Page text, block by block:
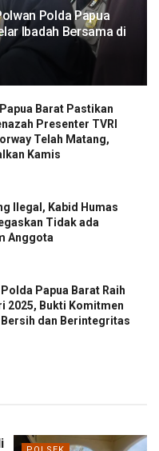
Polda Papua
Ibadah Bersama di
Barat Pastikan
Presenter TVRI
Telah Matang,
Kamis
Ilegal, Kabid Humas
Tidak ada
Anggota
Papua Barat Raih
2025, Bukti Komitmen
dan Berintegritas